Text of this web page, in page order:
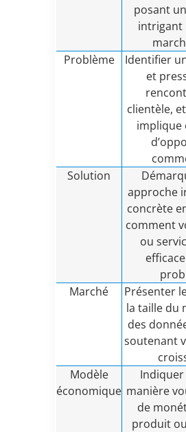
posant
intrigant
Problème
Identifier
et
clientèle,
implique
Solution
approche
concrète
comment
ou
Marché
Présenter
la taille du
des
soutenant
Modèle
économique manière
de
produit